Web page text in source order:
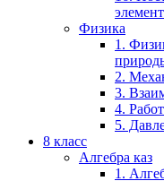
Физика
1.
2.
3.
4.
5.
8 класс
Алгебра каз
1.